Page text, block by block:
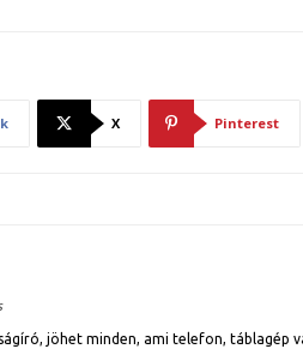
X Pinterest
jöhet minden, ami telefon, táblagép